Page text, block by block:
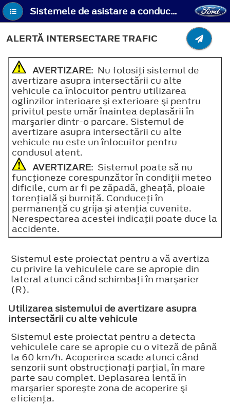
Sistemele de asistare a conducerii - Alertă intersectare trafic
ALERTĂ INTERSECTARE TRAFIC
AVERTIZARE: Nu folosiţi sistemul de
avertizare asupra intersectării cu alte
vehicule ca înlocuitor pentru utilizarea
oglinzilor interioare şi exterioare şi pentru
privitul peste umăr înaintea deplasării în
marşarier dintr-o parcare. Sistemul de
avertizare asupra intersectării cu alte
vehicule nu este un înlocuitor pentru
condusul atent.
AVERTIZARE: Sistemul poate să nu
funcţioneze corespunzător în condiţii meteo
dificile, cum ar fi pe zăpadă, gheaţă, ploaie
torenţială şi burniţă. Conduceţi în
permanenţă cu grija şi atenţia cuvenite.
Nerespectarea acestei indicaţii poate duce la
accidente.
Sistemul este proiectat pentru a vă avertiza
cu privire la vehiculele care se apropie din
lateral atunci când schimbaţi în marşarier
(R).
Utilizarea sistemului de avertizare asupra
intersectării cu alte vehicule
Sistemul este proiectat pentru a detecta
vehiculele care se apropie cu o viteză de până
la 60 km/h. Acoperirea scade atunci când
senzorii sunt obstrucţionaţi parţial, în mare
parte sau complet. Deplasarea lentă în
marşarier sporeşte zona de acoperire şi
eficienţa.